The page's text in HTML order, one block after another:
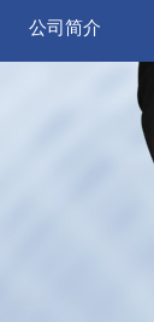
公司简介